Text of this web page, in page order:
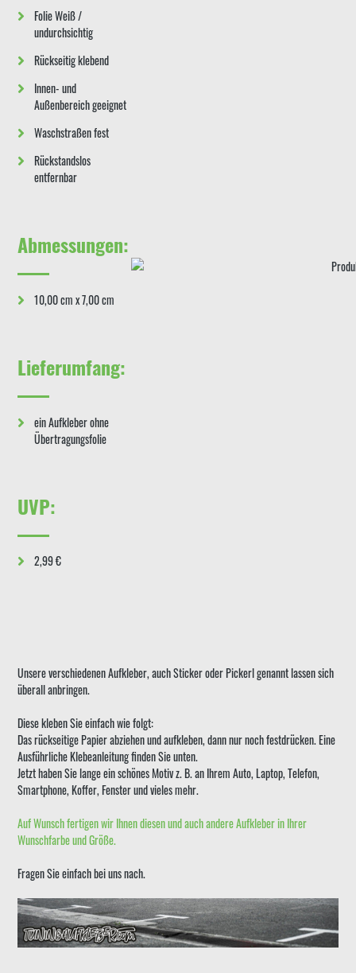
Folie Weiß /
undurchsichtig
Rückseitig klebend
Innen- und
Außenbereich geeignet
Waschstraßen fest
Rückstandslos
entfernbar
Abmessungen:
10,00 cm x 7,00 cm
Lieferumfang:
ein Aufkleber ohne
Übertragungsfolie
UVP:
2,99 €
Unsere verschiedenen Aufkleber, auch Sticker oder Pickerl genannt lassen sich
überall anbringen.
Diese kleben Sie einfach wie folgt:
Das rückseitige Papier abziehen und aufkleben, dann nur noch festdrücken. Eine
Ausführliche Klebeanleitung finden Sie unten.
Jetzt haben Sie lange ein schönes Motiv z. B. an Ihrem Auto, Laptop, Telefon,
Smartphone, Koffer, Fenster und vieles mehr.
Auf Wunsch fertigen wir Ihnen diesen und auch andere Aufkleber in Ihrer
Wunschfarbe und Größe.
Fragen Sie einfach bei uns nach.